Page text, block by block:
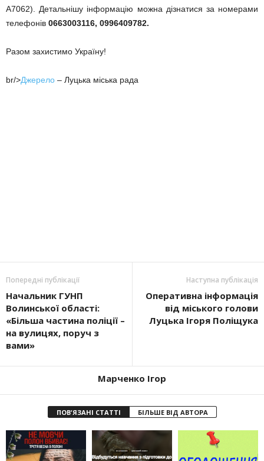
А7062). Детальнішу інформацію можна дізнатися за номерами
телефонів 0663003116, 0996409782.
Разом захистимо Україну!
br/>Джерело – Луцька міська рада
Попередні публікації
Начальник ГУНП
Волинської області:
«Більша частина поліції –
на вулицях, поруч з
вами»
Наступна публікація
Оперативна інформація
від міського голови
Луцька Ігоря Поліщука
Марченко Ігор
ПОВ'ЯЗАНІ СТАТТІ БІЛЬШЕ ВІД АВТОРА